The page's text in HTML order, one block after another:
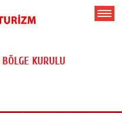
KURULU